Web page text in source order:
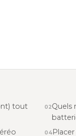
tout
Quels